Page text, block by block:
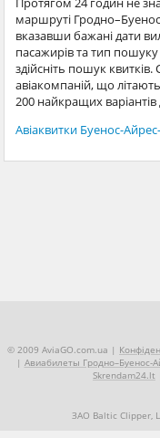
маршруті
вказавши бажані дати
пасажирів та тип
здійсніть пошук квитків.
авіакомпаній, що
200 найкращих
Авіаквитки Буенос-
© 2009 AviaGO.com.ua |
| Авиабилеты Гродно–Буенос-
Skrendam24.lt
ЗАО Baltic Clipper,